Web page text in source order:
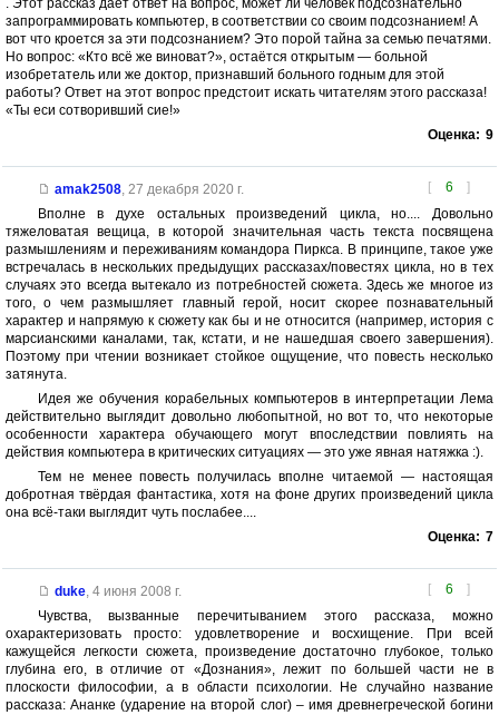
. Этот рассказ даёт ответ на вопрос, может ли человек подсознательно
запрограммировать компьютер, в соответствии со своим подсознанием! А
вот что кроется за эти подсознанием? Это порой тайна за семью печатями.
Но вопрос: «Кто всё же виноват?», остаётся открытым — больной
изобретатель или же доктор, признавший больного годным для этой
работы? Ответ на этот вопрос предстоит искать читателям этого рассказа!
«Ты еси сотворивший сие!»
Оценка: 9
[ 6 ]
amak2508, 27 декабря 2020 г.
Вполне в духе остальных произведений цикла, но.... Довольно
тяжеловатая вещица, в которой значительная часть текста посвящена
размышлениям и переживаниям командора Пиркса. В принципе, такое уже
встречалась в нескольких предыдущих рассказах/повестях цикла, но в тех
случаях это всегда вытекало из потребностей сюжета. Здесь же многое из
того, о чем размышляет главный герой, носит скорее познавательный
характер и напрямую к сюжету как бы и не относится (например, история с
марсианскими каналами, так, кстати, и не нашедшая своего завершения).
Поэтому при чтении возникает стойкое ощущение, что повесть несколько
затянута.
Идея же обучения корабельных компьютеров в интерпретации Лема
действительно выглядит довольно любопытной, но вот то, что некоторые
особенности характера обучающего могут впоследствии повлиять на
действия компьютера в критических ситуациях — это уже явная натяжка :).
Тем не менее повесть получилась вполне читаемой — настоящая
добротная твёрдая фантастика, хотя на фоне других произведений цикла
она всё-таки выглядит чуть послабее....
Оценка: 7
[ 6 ]
duke, 4 июня 2008 г.
Чувства, вызванные перечитыванием этого рассказа, можно
охарактеризовать просто: удовлетворение и восхищение. При всей
кажущейся легкости сюжета, произведение достаточно глубокое, только
глубина его, в отличие от «Дознания», лежит по большей части не в
плоскости философии, а в области психологии. Не случайно название
рассказа: Ананке (ударение на второй слог) – имя древнегреческой богини